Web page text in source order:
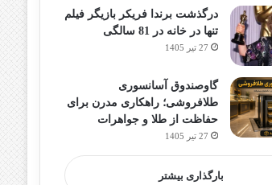
درگذشت برندا فریکر بازیگر فیلم
تنها در خانه در 81 سالگی
27 تیر 1405
گاوصندوق آسانسوری
طلافروشی؛ راهکاری مدرن برای
حفاظت از طلا و جواهرات
27 تیر 1405
بارگذاری بیشتر